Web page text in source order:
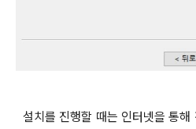
설치를 진행할 때는 인터넷을 통해